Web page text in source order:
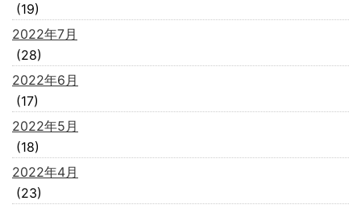
(19)
2022年7月
(28)
2022年6月
(17)
2022年5月
(18)
2022年4月
(23)